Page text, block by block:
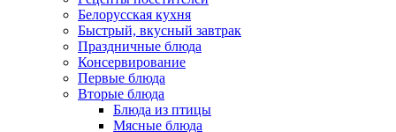
Белорусская кухня
Быстрый, вкусный завтрак
Праздничные блюда
Консервирование
Первые блюда
Вторые блюда
Блюда из птицы
Мясные блюда